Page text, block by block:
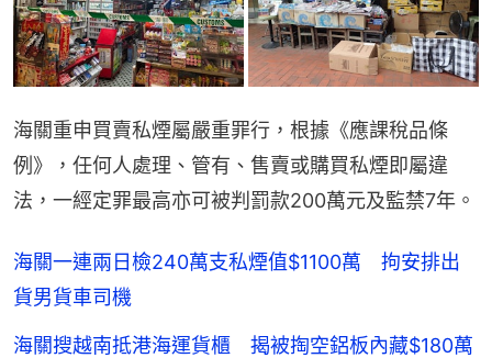
海關重申買賣私煙屬嚴重罪行，根據《應課稅品條
例》，任何人處理、管有、售賣或購買私煙即屬違
法，一經定罪最高亦可被判罰款200萬元及監禁7年。
海關一連兩日檢240萬支私煙值$1100萬 拘安排出
貨男貨車司機
海關搜越南抵港海運貨櫃 揭被掏空鋁板內藏$180萬